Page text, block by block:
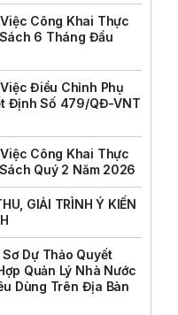
Công Khai Thực
6 Tháng Đầu
Điều Chỉnh Phụ
Định Số 479/QĐ-VNT
Công Khai Thực
Quý 2 Năm 2026
GIẢI TRÌNH Ý KIẾN
Dự Thảo Quyết
Quản Lý Nhà Nước
Dùng Trên Địa Bàn